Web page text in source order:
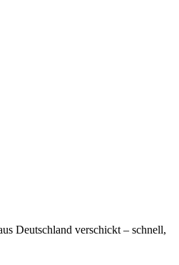
Deutschland verschickt – schnell,